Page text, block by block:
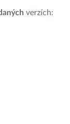
verzích: